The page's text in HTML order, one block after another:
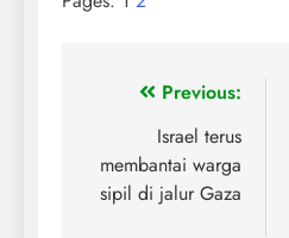
Previous:
Israel terus
membantai warga
sipil di jalur Gaza